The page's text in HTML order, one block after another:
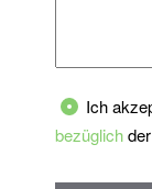
Ich
bezüglich